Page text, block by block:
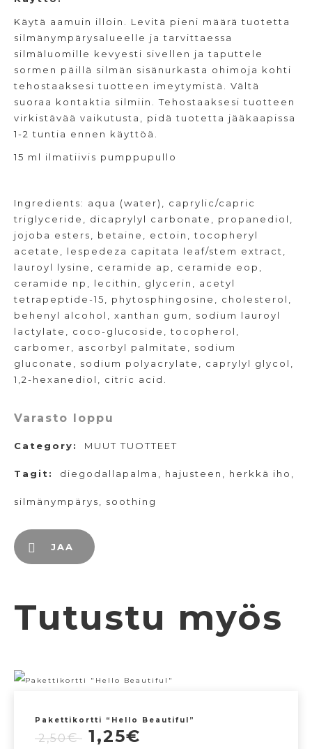
Käytä aamuin illoin. Levitä pieni määrä tuotetta
silmänympärysalueelle ja tarvittaessa
silmäluomille kevyesti sivellen ja taputtele
sormen päillä silmän sisänurkasta ohimoja kohti
tehostaaksesi tuotteen imeytymistä. Vältä
suoraa kontaktia silmiin. Tehostaaksesi tuotteen
virkistävää vaikutusta, pidä tuotetta jääkaapissa
1-2 tuntia ennen käyttöä.
15 ml ilmatiivis pumppupullo
Ingredients: aqua (water), caprylic/capric
triglyceride, dicaprylyl carbonate, propanediol,
jojoba esters, betaine, ectoin, tocopheryl
acetate, lespedeza capitata leaf/stem extract,
lauroyl lysine, ceramide ap, ceramide eop,
ceramide np, lecithin, glycerin, acetyl
tetrapeptide-15, phytosphingosine, cholesterol,
behenyl alcohol, xanthan gum, sodium lauroyl
lactylate, coco-glucoside, tocopherol,
carbomer, ascorbyl palmitate, sodium
gluconate, sodium polyacrylate, caprylyl glycol,
1,2-hexanediol, citric acid.
Varasto loppu
Category: MUUT TUOTTEET
Tagit: diegodallapalma hajusteen herkkä iho
silmänympärys soothing
JAA
Tutustu myös
Pakettikortti “Hello Beautiful”
2,50€
Alkuperäinen
1,25€